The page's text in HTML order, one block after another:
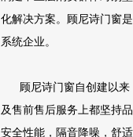
化解决方案。顾尼诗门窗
系统企业。
顾尼诗门窗自创建以来
及售前售后服务上都坚持
安全性能，隔音降噪，舒